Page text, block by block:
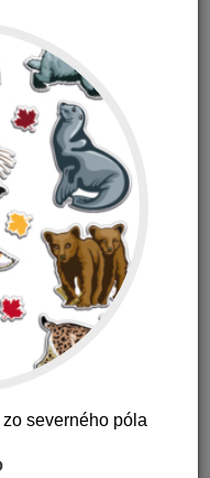
na kočík
severného póla